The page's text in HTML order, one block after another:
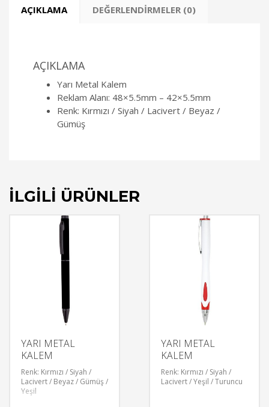
AÇIKLAMA DEĞERLENDIRMELER (0)
AÇIKLAMA
Yarı Metal Kalem
Reklam Alanı: 48×5.5mm – 42×5.5mm
Renk: Kırmızı / Siyah / Lacivert / Beyaz /
Gümüş
İLGILI ÜRÜNLER
YARI METAL
KALEM
Renk: Kırmızı / Siyah /
Lacivert / Beyaz / Gümüş /
Yeşil
YARI METAL
KALEM
Renk: Kırmızı / Siyah /
Lacivert / Yeşil / Turuncu